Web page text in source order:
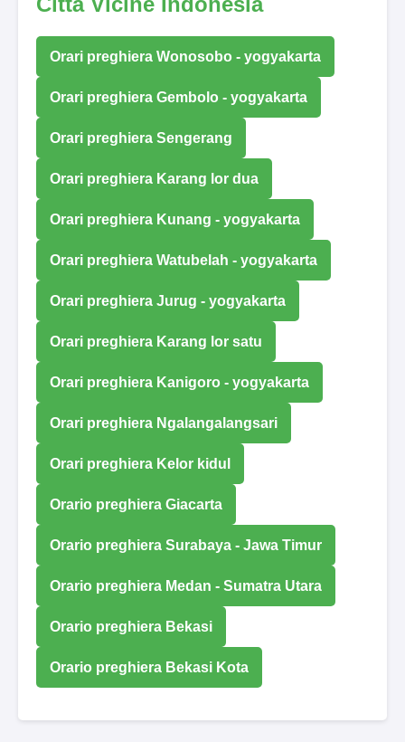
Orari preghiera Wonosobo - yogyakarta
Orari preghiera Gembolo - yogyakarta
Orari preghiera Sengerang
Orari preghiera Karang lor dua
Orari preghiera Kunang - yogyakarta
Orari preghiera Watubelah - yogyakarta
Orari preghiera Jurug - yogyakarta
Orari preghiera Karang lor satu
Orari preghiera Kanigoro - yogyakarta
Orari preghiera Ngalangalangsari
Orari preghiera Kelor kidul
Orario preghiera Giacarta
Orario preghiera Surabaya - Jawa Timur
Orario preghiera Medan - Sumatra Utara
Orario preghiera Bekasi
Orario preghiera Bekasi Kota